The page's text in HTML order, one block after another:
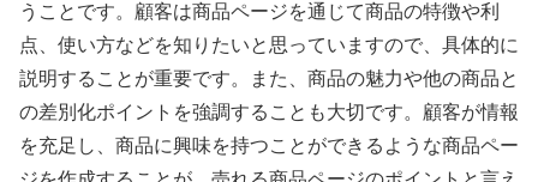
うことです。顧客は商品ページを通じて商品の特徴や利
点、使い方などを知りたいと思っていますので、具体的に
説明することが重要です。また、商品の魅力や他の商品と
の差別化ポイントを強調することも大切です。顧客が情報
を充足し、商品に興味を持つことができるような商品ペー